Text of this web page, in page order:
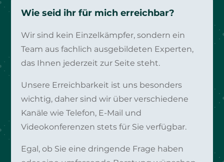
Wie seid ihr für mich erreichbar?
Wir sind kein Einzelkämpfer, sondern ein
Team aus fachlich ausgebildeten Experten,
das Ihnen jederzeit zur Seite steht.
Unsere Erreichbarkeit ist uns besonders
wichtig, daher sind wir über verschiedene
Kanäle wie Telefon, E-Mail und
Videokonferenzen stets für Sie verfügbar.
Egal, ob Sie eine dringende Frage haben